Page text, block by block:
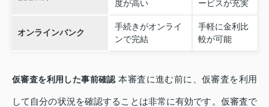
度が高い
ービスが充実
オンラインバンク
手続きがオンライ
ンで完結
手軽に金利比
較が可能
仮審査を利用した事前確認 本審査に進む前に、仮審査を利用
して自分の状況を確認することは非常に有効です。仮審査で